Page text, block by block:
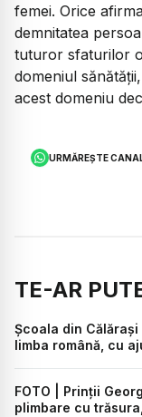
femei. Orice
demnitatea
tuturor sfaturilor
domeniul
acest domeniu
URMĂREȘTE
TE-AR
Școala din
limba română, cu
FOTO | Prinții
plimbare cu